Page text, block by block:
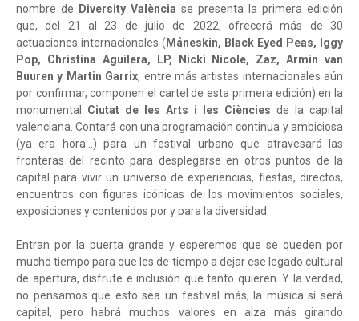
nombre de
Diversity València se presenta la primera edición
que, del 21 al 23 de julio de 2022, ofrecerá más de 30
actuaciones internacionales ( Måneskin, Black Eyed Peas, Iggy
Pop, Christina Aguilera, LP, Nicki Nicole, Zaz, Armin van
Buuren y Martin Garrix, entre más artistas internacionales aún
por confirmar, componen el cartel de esta primera edición) en la
monumental Ciutat de les Arts i les Ciències de la capital
valenciana. Contará con una programación continua y ambiciosa
(ya era hora…) para un festival urbano que atravesará las
fronteras del recinto para desplegarse en otros puntos de la
capital para vivir un universo de experiencias, fiestas, directos,
encuentros con figuras icónicas de los movimientos sociales,
exposiciones y contenidos por y para la diversidad.
Entran por la puerta grande y esperemos que se queden por
mucho tiempo para que les de tiempo a dejar ese legado cultural
de apertura, disfrute e inclusión que tanto quieren. Y la verdad,
no pensamos que esto sea un festival más, la música sí será
capital, pero habrá muchos valores en alza más girando